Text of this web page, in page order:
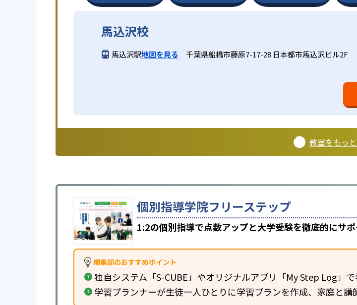
馬込沢校
馬込沢駅地図を見る 千葉県船橋市藤原7-17-28 日本都市馬込沢ビル2F
教室をもっ
個別指導学院フリーステップ
1:2の個別指導で点数アップと大学受験を徹底的にサ
編集部のおすすめポイント
独自システム「S-CUBE」やオリジナルアプリ「My Step Log」
学習プランナーが生徒一人ひとりに学習プランを作成、家庭と講